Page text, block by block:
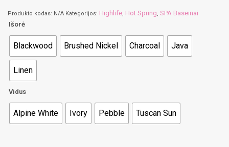
Produkto kodas: N/A Kategorijos: Highlife, Hot Spring, SPA Baseinai
Išorė
Blackwood Brushed Nickel Charcoal Java
Linen
Vidus
Alpine White Ivory Pebble Tuscan Sun